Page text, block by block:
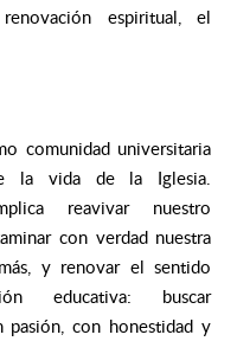
espiritual, el
comunidad universitaria
la vida de la Iglesia.
reavivar nuestro
con verdad nuestra
y renovar el sentido
educativa: buscar
pasión, con honestidad y